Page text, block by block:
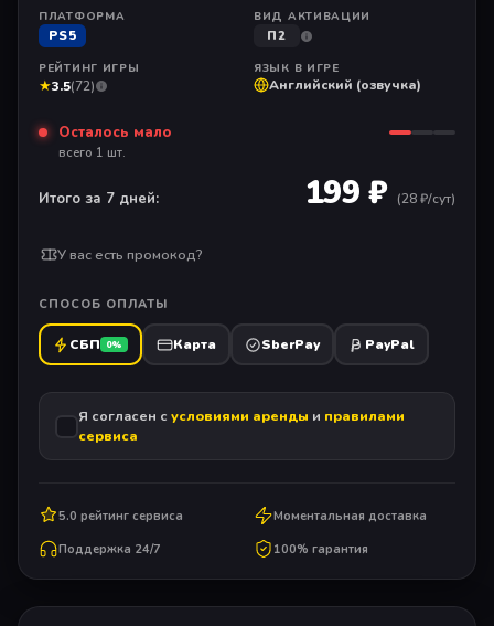
ПЛАТФОРМА
PS5
ВИД АКТИВАЦИИ
П2
РЕЙТИНГ ИГРЫ
★3.5(72)
ЯЗЫК В ИГРЕ
Английский (озвучка)
Осталось мало
всего 1 шт.
Итого за 7 дней: 199 ₽ (28₽/сут)
У вас есть промокод?
СПОСОБ ОПЛАТЫ
СБП 0% Карта SberPay PayPal
Я согласен с условиями аренды и правилами
сервиса
5.0 рейтинг сервиса
Моментальная доставка
Поддержка 24/7
100% гарантия